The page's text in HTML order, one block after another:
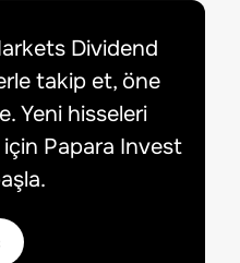
Dividend
takip et, öne
Yeni hisseleri
Papara Invest